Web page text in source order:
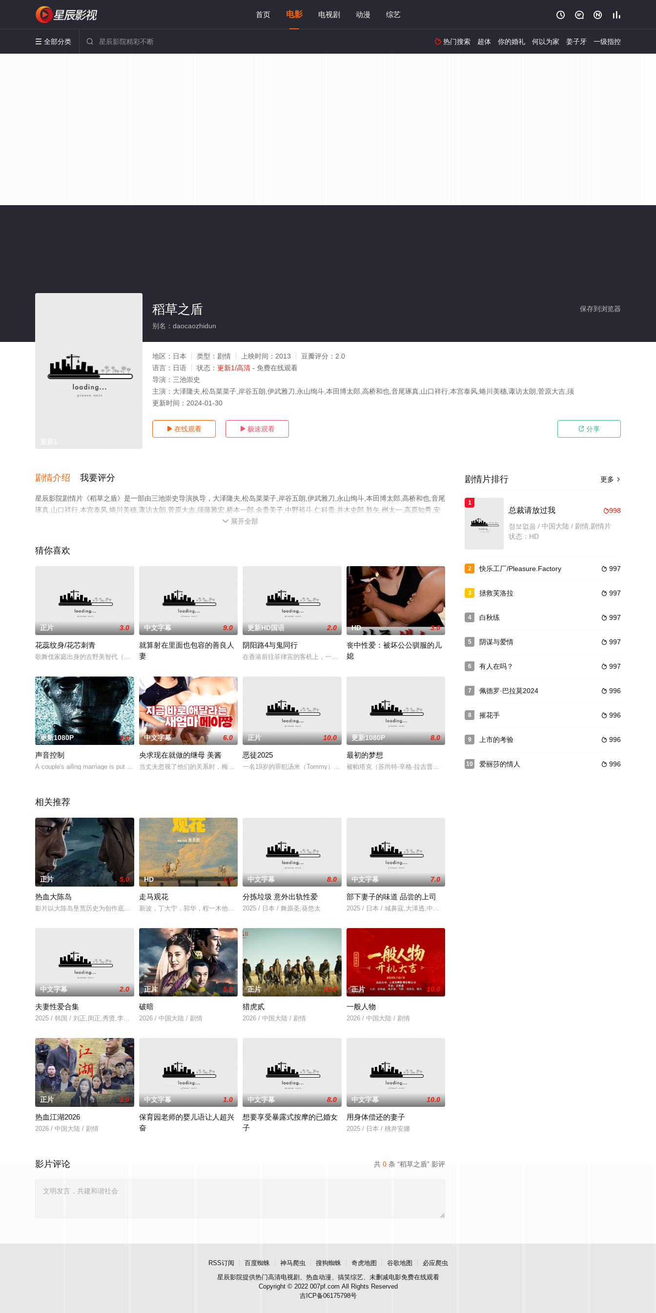
首页 电影 电视剧 动漫 综艺    
 全部分类   热门搜索 超体 你的婚礼 何以为家 姜子牙 一级指控
保存到浏览器
稻草之盾
别名：daocaozhidun
地区： 日本 类型： 剧情 上映时间： 2013 豆瓣评分： 2.0
语言： 日语 状态： 更新1/高清 - 免费在线观看
导演： 三池崇史
主演： 大泽隆夫,松岛菜菜子,岸谷五朗,伊武雅刀,永山绚斗,本田博太郎,高桥和也,音尾琢真,山口祥行,本宫泰风,蜷川美穗,诹访太朗,菅原大吉,须
更新时间： 2024-01-30
 在线观看  极速观看  分享
剧情介绍 我要评分
星辰影院剧情片《稻草之盾》是一部由三池崇史导演执导，大泽隆夫,松岛菜菜子,岸谷五朗,伊武雅刀,永山绚斗,本田博太郎,高桥和也,音尾
琢真,山口祥行,本宫泰风,蜷川美穗,诹访太朗,菅原大吉,须藤雅宏,桥本一郎,余贵美子,中野裕斗,仁科贵,并木史郎,胜矢,桝太一,高原知秀,安
倍夏美,藤原龙也,山崎努等明星精彩演绎的日本电影，手机免费观看高清无删减完整版电影大全就来星辰影视，更多相关信息可移步至豆
 展开全部
猜你喜欢
正片 3.0
花蕊纹身/花芯刺青
歌舞伎家庭出身的吉野美智代（谷ナオミ饰）自由生活在传统、古朴的环境氛围之中，她早年分外迷恋《京鹿子娘道成寺
中文字幕 9.0
就算射在里面也包容的善良人
妻
更新HD国语 2.0
阴阳路4与鬼同行
在香港前往菲律宾的客机上，一对恩爱度蜜月的新人、三个好友与一对神经质的夫妻、一个快递员共赴菲律宾旅游，却遇
HD 3.0
丧中性爱：被坏公公驯服的儿
媳
一位美丽的已婚妇女，在一场车祸中失去了丈夫。她的公公在她年轻时就与丈夫分居，在听到儿子的消息后来
更新1080P 3.0
声音控制
A couple's ailing marriage is put to the test whe
中文字幕 6.0
央求现在就做的继母 美酱
当丈夫忽视了他们的关系时，梅便通过新儿子俊也满足了压抑的欲望，并由此与俊也发生了婚外情。尽管梅知道这样做不
正片 10.0
恶徒2025
一名19岁的罪犯汤米（Tommy）被一对功能失调的夫妇克里斯（Chris）和凯瑟琳（Kathryn）绑架，
更新1080P 8.0
最初的梦想
被帕塔克（苏尚特·辛格·拉吉普特饰）寄予厚望的儿子拉加夫高考失利，因无法忍受“失败者”的标签而发生意外
相关推荐
正片 5.0
热血大陈岛
影片以大陈岛垦荒历史为创作底色，在尊重历史真实性的前提下，以年轻化、科技化的光影语言活化红色记忆，生动诠释
HD 1.0
走马观花
新波，丁大宁，郭华，程一木他们毕业于同一所大学。他们和很多年轻人一样，自以为是，敏感错弱，没有被认可的才华
中文字幕 8.0
分拣垃圾 意外出轨性爱
2025 / 日本 / 舞原圣,葵悠太
中文字幕 7.0
部下妻子的味道 品尝的上司
2025 / 日本 / 城鼻寇,大泽透,中山健二
中文字幕 2.0
夫妻性爱合集
2025 / 韩国 / 刘正,闵正,秀贤,李恩美,韩石峰,闵道允,尚斗,尹江善
正片 5.0
破暗
2026 / 中国大陆 / 剧情
正片 10.0
猎虎贰
2026 / 中国大陆 / 剧情
正片 10.0
一般人物
2026 / 中国大陆 / 剧情
正片 1.0
热血江湖2026
2026 / 中国大陆 / 剧情
中文字幕 1.0
保育园老师的婴儿语让人超兴
奋
中文字幕 8.0
想要享受暴露式按摩的已婚女
子
中文字幕 10.0
用身体偿还的妻子
2025 / 日本 / 桃井安娜
共 0 条 “稻草之盾” 影评
影片评论
更多 
剧情片排行
1
998
总裁请放过我
정보없음 / 中国大陆 / 剧情,剧情片
状态：HD
2  997
快乐工厂/Pleasure.Factory
3  997
拯救芙洛拉
4  997
白秋练
5  997
阴谋与爱情
6  997
有人在吗？
7  996
佩德罗·巴拉莫2024
8  996
摧花手
9  996
上市的考验
10  996
爱丽莎的情人
RSS订阅 百度蜘蛛 神马爬虫 搜狗蜘蛛 奇虎地图 谷歌地图
必应爬虫
星辰影院提供热门高清电视剧、热血动漫、搞笑综艺、未删减电影免费在线观看
Copyright © 2022 007pf.com All Rights Reserved
吉ICP备06175798号